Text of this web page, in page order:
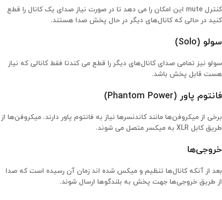
کنترل mute این امکان را می دهد تا در صورت نیاز صدای یک کانال را قطع
کنید در حالی که کانال‌های دیگر در حال پخش صدا هستند.
سولو (Solo)
سولو نیز تمامی صدای کانال‌های دیگر را قطع می کندتا فقط کانالی که نیاز
هست قابل پخش باشد.
فانتوم پاور (Phantom Power)
برخی از میکروفن‌ها مانند کاندنسرها نیاز به فانتوم پاور دارند. میکروفن‌ها از
طریق کابل XLR به میکسر متصل می شوند.
خروجی‌ها
بعد از آنکه کانال‌ها تنظیم و میکس شده اند زمان آن رسیده است که صدا
از طریق خروجی‌ها جهت پخش به بلندگوها ارسال شوند.